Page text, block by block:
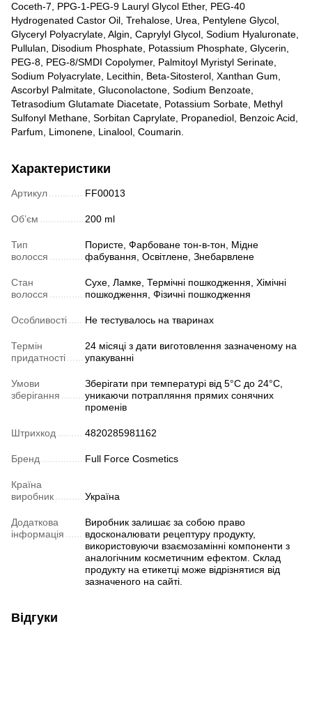
Coceth-7, PPG-1-PEG-9 Lauryl Glycol Ether, PEG-40
Hydrogenated Castor Oil, Trehalose, Urea, Pentylene Glycol,
Glyceryl Polyacrylate, Algin, Caprylyl Glycol, Sodium Hyaluronate,
Pullulan, Disodium Phosphate, Potassium Phosphate, Glycerin,
PEG-8, PEG-8/SMDI Copolymer, Palmitoyl Myristyl Serinate,
Sodium Polyacrylate, Lecithin, Beta-Sitosterol, Xanthan Gum,
Ascorbyl Palmitate, Gluconolactone, Sodium Benzoate,
Tetrasodium Glutamate Diacetate, Potassium Sorbate, Methyl
Sulfonyl Methane, Sorbitan Caprylate, Propanediol, Benzoic Acid,
Parfum, Limonene, Linalool, Coumarin.
Характеристики
Артикул FF00013
Обʼєм 200 ml
Тип
волосся
Пористе, Фарбоване тон-в-тон, Мідне
фабування, Освітлене, Знебарвлене
Стан
волосся
Сухе, Ламке, Термічні пошкодження, Хімічні
пошкодження, Фізичні пошкодження
Особливості Не тестувалось на тваринах
Термін
придатності
24 місяці з дати виготовлення зазначеному на
упакуванні
Умови
зберігання
Зберігати при температурі від 5°C до 24°C,
уникаючи потрапляння прямих сонячних
променів
Штрихкод 4820285981162
Бренд Full Force Cosmetics
Країна
виробник
Україна
Додаткова
інформація
Виробник залишає за собою право
вдосконалювати рецептуру продукту,
використовуючи взаємозамінні компоненти з
аналогічним косметичним ефектом. Склад
продукту на етикетці може відрізнятися від
зазначеного на сайті.
Відгуки